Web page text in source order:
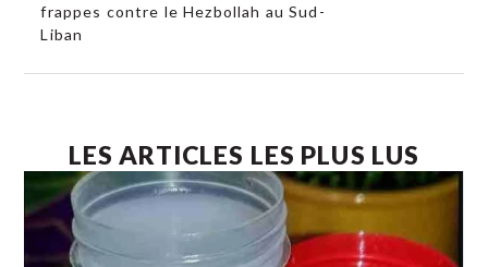
frappes contre le Hezbollah au Sud-
Liban
LES ARTICLES LES PLUS LUS